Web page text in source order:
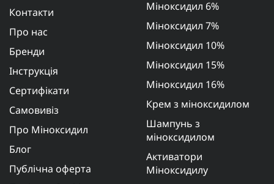
Контакти
Про нас
Бренди
Інструкція
Сертифікати
Самовивіз
Про Міноксидил
Блог
Публічна оферта
Міноксидил 6%
Міноксидил 7%
Міноксидил 10%
Міноксидил 15%
Міноксидил 16%
Крем з міноксидилом
Шампунь з
міноксидилом
Активатори
Міноксидилу